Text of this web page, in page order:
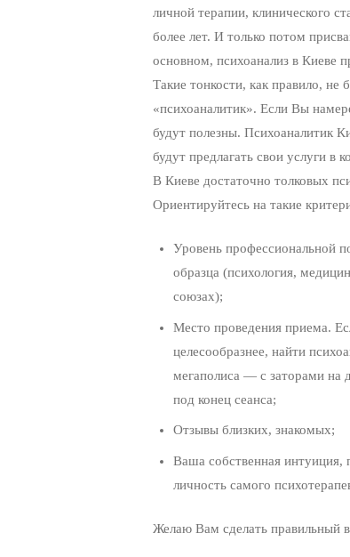
личной терапии, клинического
более лет. И только потом
основном, психоанализ в Киеве
Такие тонкости, как правило, не
«психоаналитик». Если Вы
будут полезны. Психоаналитик
будут предлагать свои услуги в
В Киеве достаточно толковых
Ориентируйтесь на такие
Уровень профессиональной
образца (психология,
союзах);
Место проведения приема.
целесообразнее, найти
мегаполиса — с заторами на
под конец сеанса;
Отзывы близких, знакомых;
Ваша собственная интуиция,
личность самого
Желаю Вам сделать правильный